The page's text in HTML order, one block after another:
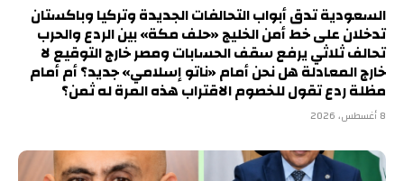
السعودية تدق أبواب التحالفات الجديدة وتركيا وباكستان
تدخلان على خط أمن الخليج «حلف مكة» بين الردع والحرب
تحالف ثلاثي يرفع سقف الحسابات ومصر خارج التوقيع لا
خارج المعادلة هل نحن أمام «ناتو إسلامي» جديد؟ أم أمام
مظلة ردع تقول للخصوم الاقتراب هذه المرة له ثمن؟
8 أغسطس، 2026